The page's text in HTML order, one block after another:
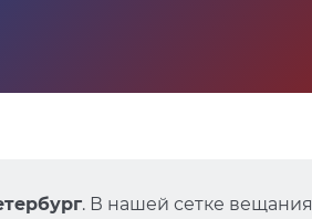
. В нашей сетке вещания